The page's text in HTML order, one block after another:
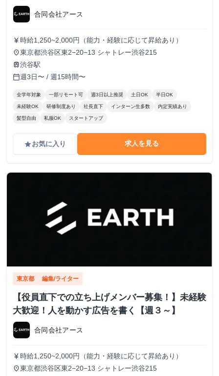
合同会社アース
currency_yen 時給1,250~2,000円（能力・経験に応じて昇給あり）
place東京都渋谷区東2−20−13 シャトレー渋谷215
train渋谷駅
calendar_today週3日〜 / 週15時間〜
全学年対象 一部リモート可 週3日以上推奨 土日OK 半日OK
未経験OK 研修制度あり 社長直下 インターン生多数 内定実績あり
髪型自由 私服OK スタートアップ
gradeお気に入り 求人を見る
東京都 編集/ライター
【役員直下での立ち上げメンバー募集！】未経験
大歓迎！人を動かす広告を書く【週３～】
合同会社アース
currency_yen 時給1,250~2,000円（能力・経験に応じて昇給あり）
place東京都渋谷区東2−20−13 シャトレー渋谷215